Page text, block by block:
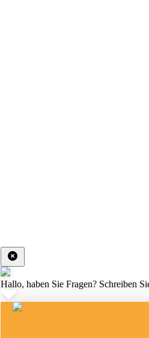
Hallo, haben Sie Fragen? Schreiben